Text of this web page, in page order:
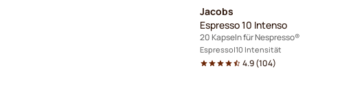
Jacobs
Espresso 10 Intenso
20 Kapseln für Nespresso®
Espresso 10 Intensität
4.9(104)